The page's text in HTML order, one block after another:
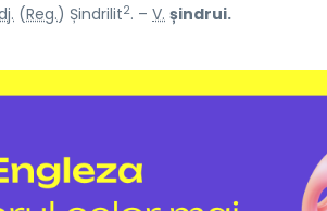
(Reg.) Șindrilit2. – V. șindrui.